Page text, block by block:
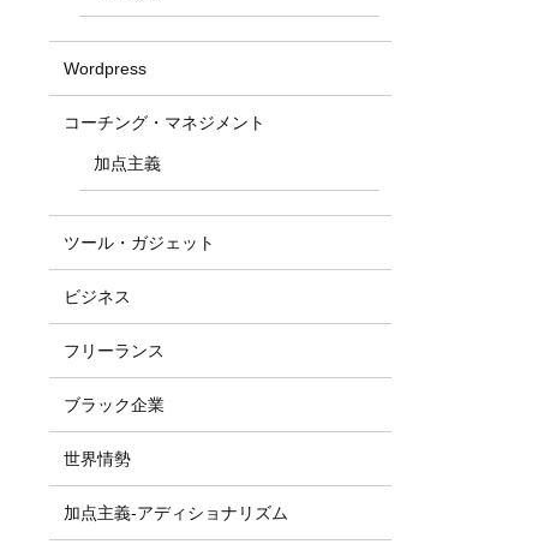
Wordpress
コーチング・マネジメント
加点主義
ツール・ガジェット
ビジネス
フリーランス
ブラック企業
世界情勢
加点主義-アディショナリズム